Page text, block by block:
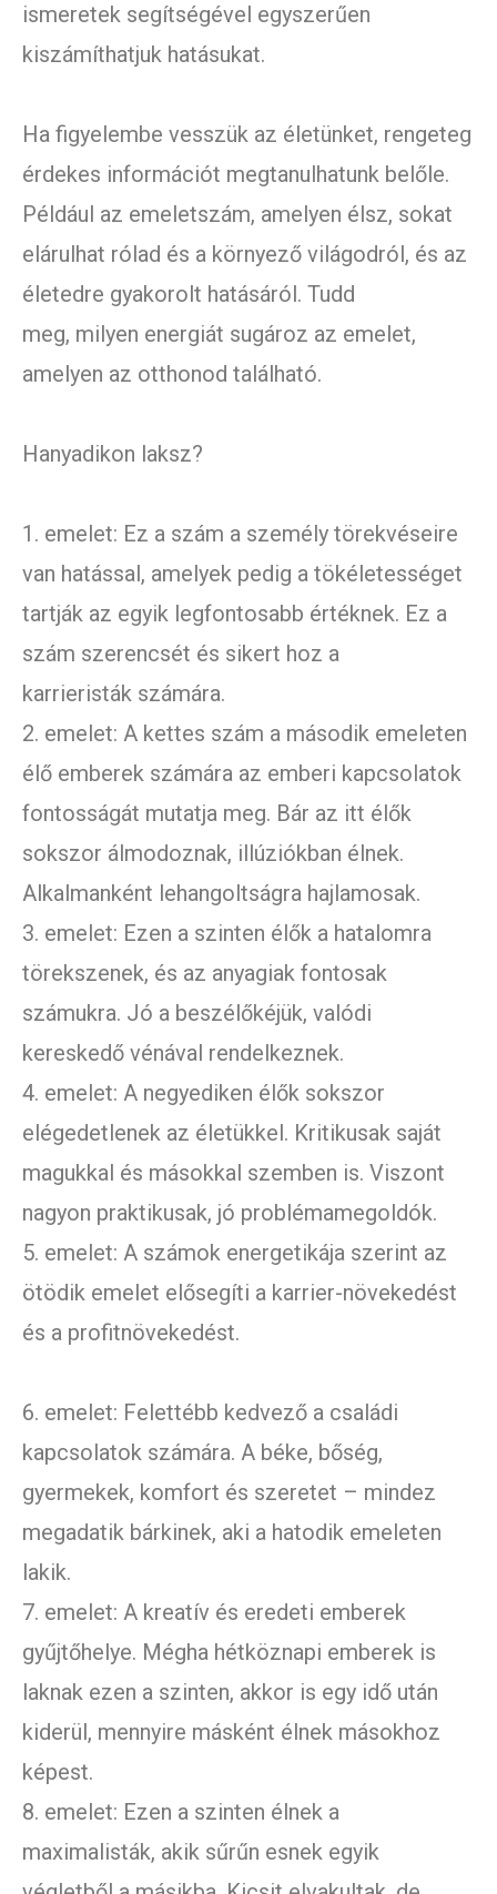
ismeretek segítségével egyszerűen
kiszámíthatjuk hatásukat.
Ha figyelembe vesszük az életünket, rengeteg
érdekes információt megtanulhatunk belőle.
Például az emeletszám, amelyen élsz, sokat
elárulhat rólad és a környező világodról, és az
életedre gyakorolt hatásáról. Tudd
meg, milyen energiát sugároz az emelet,
amelyen az otthonod található.
Hanyadikon laksz?
1. emelet: Ez a szám a személy törekvéseire
van hatással, amelyek pedig a tökéletességet
tartják az egyik legfontosabb értéknek. Ez a
szám szerencsét és sikert hoz a
karrieristák számára.
2. emelet: A kettes szám a második emeleten
élő emberek számára az emberi kapcsolatok
fontosságát mutatja meg. Bár az itt élők
sokszor álmodoznak, illúziókban élnek.
Alkalmanként lehangoltságra hajlamosak.
3. emelet: Ezen a szinten élők a hatalomra
törekszenek, és az anyagiak fontosak
számukra. Jó a beszélőkéjük, valódi
kereskedő vénával rendelkeznek.
4. emelet: A negyediken élők sokszor
elégedetlenek az életükkel. Kritikusak saját
magukkal és másokkal szemben is. Viszont
nagyon praktikusak, jó problémamegoldók.
5. emelet: A számok energetikája szerint az
ötödik emelet elősegíti a karrier-növekedést
és a profitnövekedést.
6. emelet: Felettébb kedvező a családi
kapcsolatok számára. A béke, bőség,
gyermekek, komfort és szeretet – mindez
megadatik bárkinek, aki a hatodik emeleten
lakik.
7. emelet: A kreatív és eredeti emberek
gyűjtőhelye. Mégha hétköznapi emberek is
laknak ezen a szinten, akkor is egy idő után
kiderül, mennyire másként élnek másokhoz
képest.
8. emelet: Ezen a szinten élnek a
maximalisták, akik sűrűn esnek egyik